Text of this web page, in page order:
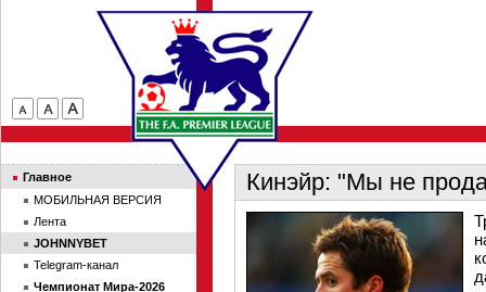
Кинэйр: "Мы не
Главное
МОБИЛЬНАЯ ВЕРСИЯ
Лента
JOHNNYBET
Telegram-канал
Чемпионат Мира-2026